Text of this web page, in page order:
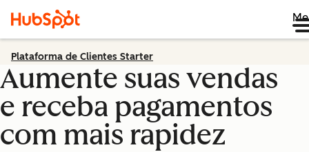
Plataforma de Clientes Starter
Aumente suas vendas
e receba pagamentos
com mais rapidez